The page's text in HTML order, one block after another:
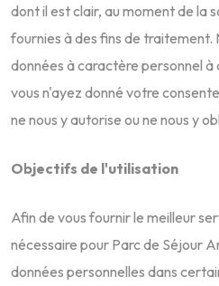
dont il est clair, au moment de la
fournies à des fins de traitement.
données à caractère personnel à
vous n'ayez donné votre
ne nous y autorise ou ne nous y
Objectifs de l'utilisation
Afin de vous fournir le meilleur
nécessaire pour Parc de Séjour
données personnelles dans